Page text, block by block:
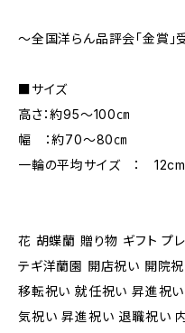
～全国洋らん品評会「金賞」
■サイズ
高さ：約95～100㎝
幅 ：約70～80㎝
一輪の平均サイズ ：
花 胡蝶蘭 贈り物 ギフト プ
テギ洋蘭園 開店祝い 開院
移転祝い 就任祝い 昇進祝
気祝い 昇進祝い 退職祝い